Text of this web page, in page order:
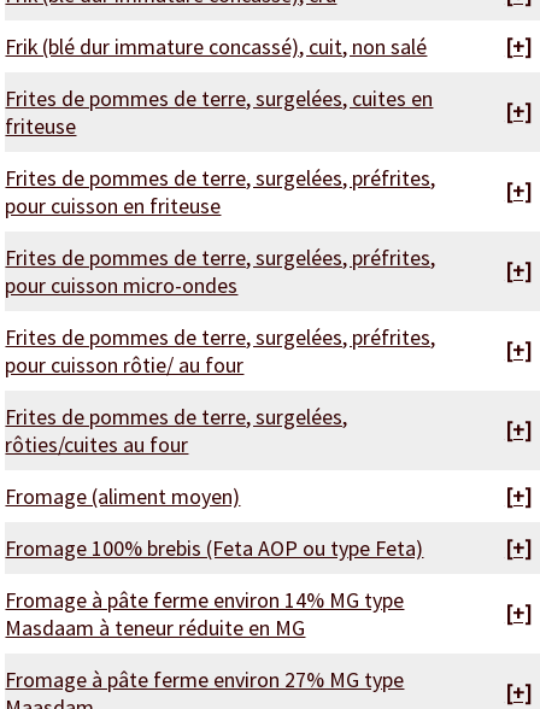
Frik (blé dur immature concassé), cuit, non salé
[+]
Frites de pommes de terre, surgelées, cuites en
friteuse
[+]
Frites de pommes de terre, surgelées, préfrites,
pour cuisson en friteuse
[+]
Frites de pommes de terre, surgelées, préfrites,
pour cuisson micro-ondes
[+]
Frites de pommes de terre, surgelées, préfrites,
pour cuisson rôtie/ au four
[+]
Frites de pommes de terre, surgelées,
rôties/cuites au four
[+]
Fromage (aliment moyen)
[+]
Fromage 100% brebis (Feta AOP ou type Feta)
[+]
Fromage à pâte ferme environ 14% MG type
Masdaam à teneur réduite en MG
[+]
Fromage à pâte ferme environ 27% MG type
[+]